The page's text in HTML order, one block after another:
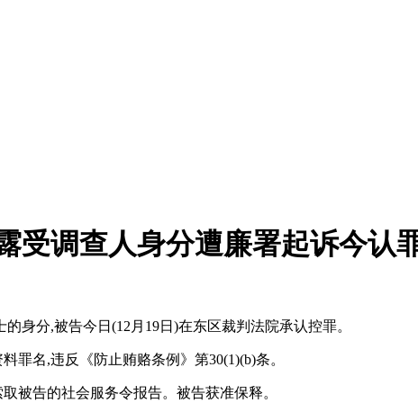
受调查人身分遭廉署起诉今认
身分,被告今日(12月19日)在东区裁判法院承认控罪。
罪名,违反《防止贿赂条例》第30(1)(b)条。
被告的社会服务令报告。被告获准保释。